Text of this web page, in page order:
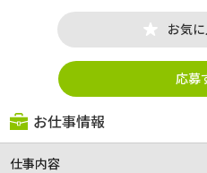
お気
応募
お仕事情報
仕事内容